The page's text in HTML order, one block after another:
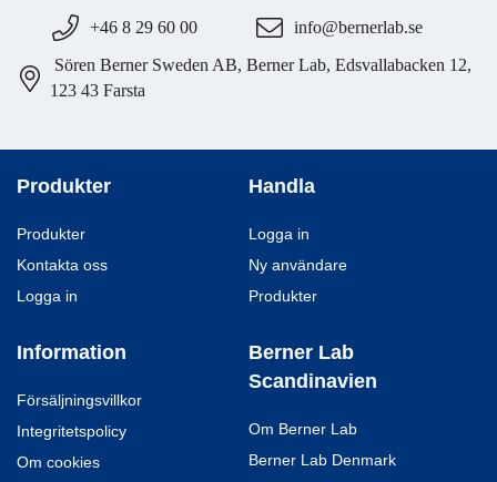
+46 8 29 60 00 info@bernerlab.se
Sören Berner Sweden AB, Berner Lab, Edsvallabacken 12,
123 43 Farsta
Produkter
Produkter
Kontakta oss
Logga in
Handla
Logga in
Ny användare
Produkter
Information
Försäljningsvillkor
Integritetspolicy
Om cookies
Berner Lab
Scandinavien
Om Berner Lab
Berner Lab Denmark